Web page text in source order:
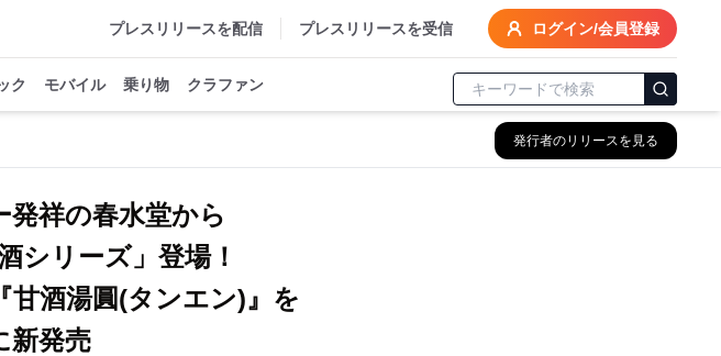
プレスリリースを配信 プレスリリースを受信 ログイン/会員登録
ク モバイル 乗り物 クラファン
発行者のリリースを見る
祥の春水堂から
シリーズ」登場！
甘酒湯圓(タンエン)』を
新発売